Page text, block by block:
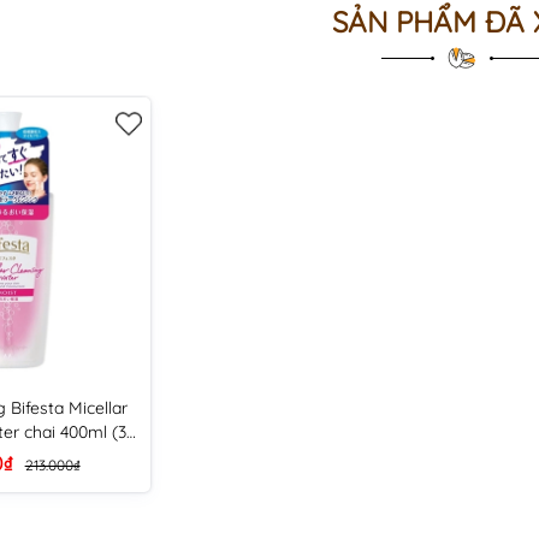
SẢN PHẨM ĐÃ
Bifesta Micellar
chai 400ml (3
- cho da khô)
213.000₫